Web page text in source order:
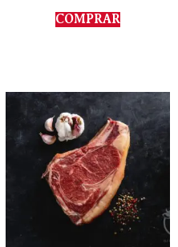
de 5
COMPRAR